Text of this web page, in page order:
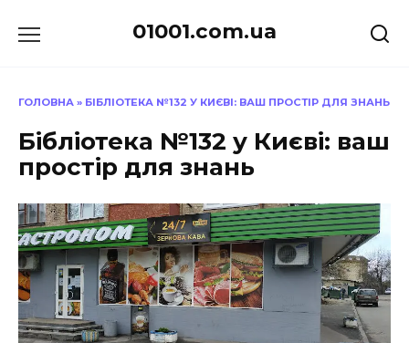
до
01001.com.ua
ГОЛОВНА » БІБЛІОТЕКА №132 У КИЄВІ: ВАШ ПРОСТІР ДЛЯ ЗНАНЬ
Бібліотека №132 у Києві: ваш
простір для знань